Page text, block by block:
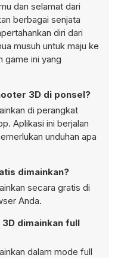
dan selamat dari
berbagai senjata
diri dari
musuh untuk maju ke
game ini yang
3D di ponsel?
di perangkat
Aplikasi ini berjalan
unduhan apa
dimainkan?
secara gratis di
Anda.
dimainkan full
dalam mode full